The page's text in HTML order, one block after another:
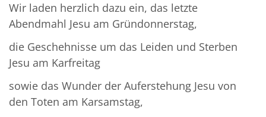
Wir laden herzlich dazu ein, das letzte
Abendmahl Jesu am Gründonnerstag,
die Geschehnisse um das Leiden und Sterben
Jesu am Karfreitag
sowie das Wunder der Auferstehung Jesu von
den Toten am Karsamstag,